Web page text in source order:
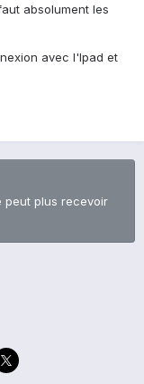
absolument les
avec l'Ipad et
peut plus recevoir